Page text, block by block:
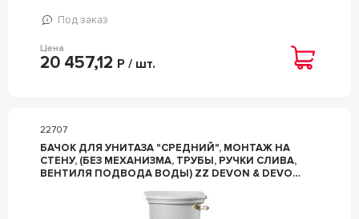
Под заказ
Цена
20 457,12 Р / шт.
22707
БАЧОК ДЛЯ УНИТАЗА "СРЕДНИЙ", МОНТАЖ НА
СТЕНУ, (БЕЗ МЕХАНИЗМА, ТРУБЫ, РУЧКИ СЛИВА,
ВЕНТИЛЯ ПОДВОДА ВОДЫ) ZZ DEVON & DEVON